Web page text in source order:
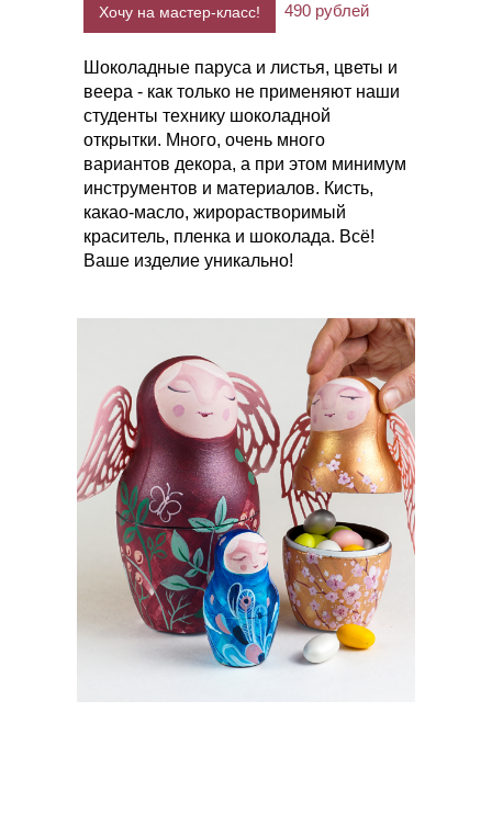
490 рублей
Хочу на мастер-класс!
Шоколадные паруса и листья, цветы и
веера - как только не применяют наши
студенты технику шоколадной
открытки. Много, очень много
вариантов декора, а при этом минимум
инструментов и материалов. Кисть,
какао-масло, жирорастворимый
краситель, пленка и шоколада. Всё!
Ваше изделие уникально!